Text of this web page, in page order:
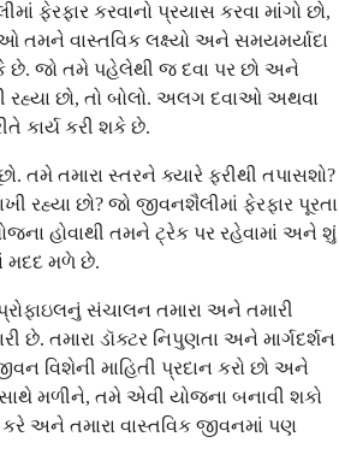
ફેરફાર કરવાનો પ્રયાસ કરવા માંગો છો,
તમને વાસ્તવિક લક્ષ્યો અને સમયમર્યાદા
છે. જો તમે પહેલેથી જ દવા પર છો અને
છો, તો બોલો. અલગ દવાઓ અથવા
કાર્ય કરી શકે છે.
તમે તમારા સ્તરને ક્યારે ફરીથી તપાસશો?
રહ્યા છો? જો જીવનશૈલીમાં ફેરફાર પૂરતા
હોવાથી તમને ટ્રેક પર રહેવામાં અને શું
મદદ મળે છે.
પ્રોફાઇલનું સંચાલન તમારા અને તમારી
છે. તમારા ડૉક્ટર નિપુણતા અને માર્ગદર્શન
વિશેની માહિતી પ્રદાન કરો છો અને
મળીને, તમે એવી યોજના બનાવી શકો
અને તમારા વાસ્તવિક જીવનમાં પણ